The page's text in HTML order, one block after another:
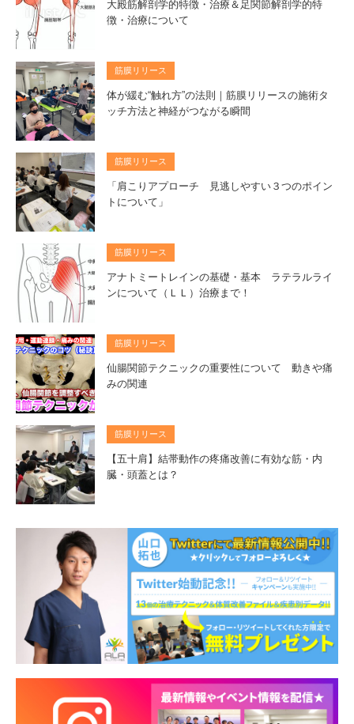
大殿筋解剖学的特徴・治療＆足関節解剖学的特
徴・治療について
筋膜リリース
体が緩む“触れ方”の法則｜筋膜リリースの施術タ
ッチ方法と神経がつながる瞬間
筋膜リリース
「肩こりアプローチ 見逃しやすい３つのポイン
トについて」
筋膜リリース
アナトミートレインの基礎・基本 ラテラルライ
ンについて（ＬＬ）治療まで！
筋膜リリース
仙腸関節テクニックの重要性について 動きや痛
みの関連
筋膜リリース
【五十肩】結帯動作の疼痛改善に有効な筋・内
臓・頭蓋とは？